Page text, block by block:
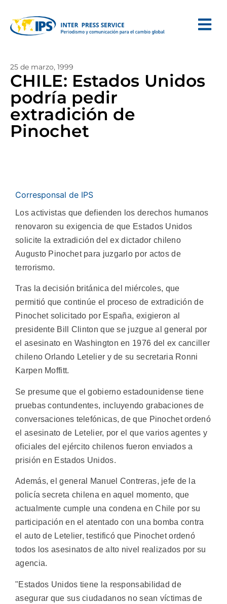
25 de marzo, 1999
CHILE: Estados Unidos
podría pedir
extradición de
Pinochet
Corresponsal de IPS
Los activistas que defienden los derechos humanos
renovaron su exigencia de que Estados Unidos
solicite la extradición del ex dictador chileno
Augusto Pinochet para juzgarlo por actos de
terrorismo.
Tras la decisión británica del miércoles, que
permitió que continúe el proceso de extradición de
Pinochet solicitado por España, exigieron al
presidente Bill Clinton que se juzgue al general por
el asesinato en Washington en 1976 del ex canciller
chileno Orlando Letelier y de su secretaria Ronni
Karpen Moffitt.
Se presume que el gobierno estadounidense tiene
pruebas contundentes, incluyendo grabaciones de
conversaciones telefónicas, de que Pinochet ordenó
el asesinato de Letelier, por el que varios agentes y
oficiales del ejército chilenos fueron enviados a
prisión en Estados Unidos.
Además, el general Manuel Contreras, jefe de la
policía secreta chilena en aquel momento, que
actualmente cumple una condena en Chile por su
participación en el atentado con una bomba contra
el auto de Letelier, testificó que Pinochet ordenó
todos los asesinatos de alto nivel realizados por su
agencia.
"Estados Unidos tiene la responsabilidad de
asegurar que sus ciudadanos no sean víctimas de